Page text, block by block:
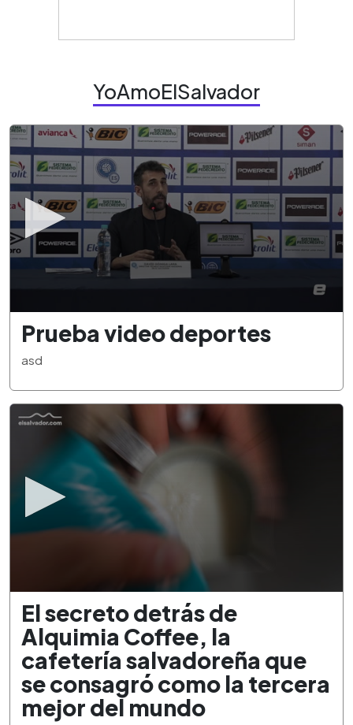
YoAmoElSalvador
seconds
minutes,
seconds
Prueba video deportes
asd
seconds
minutes,
34
seconds
El secreto detrás de
Alquimia Coffee, la
cafetería salvadoreña que
se consagró como la tercera
mejor del mundo